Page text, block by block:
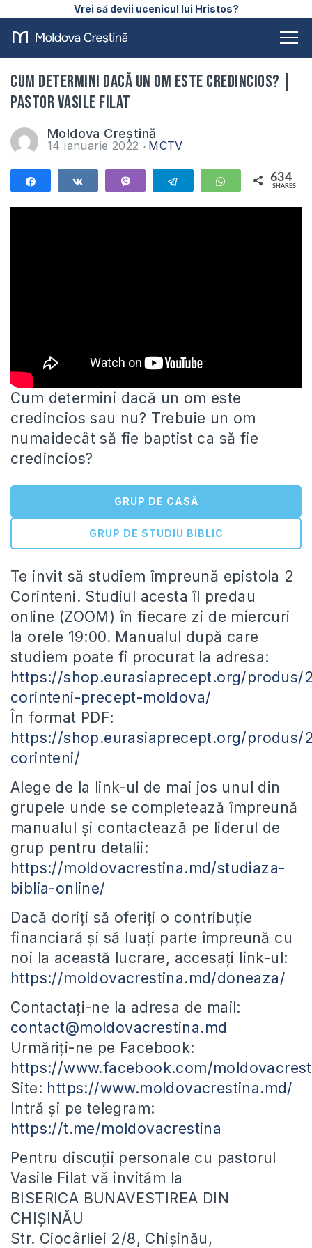
Vrei să devii ucenicul lui Hristos?
Cum determini dacă un om este credincios? |
Pastor Vasile Filat
Moldova Creștină
14 ianuarie 2022 MCTV
Telegram WhatsApp
634
SHARES
Cum determini dacă un om este
credincios sau nu? Trebuie un om
numaidecât să fie baptist ca să fie
credincios?
GRUP DE CASĂ
GRUP DE STUDIU BIBLIC
Te invit să studiem împreună epistola 2
Corinteni. Studiul acesta îl predau
online (ZOOM) în fiecare zi de miercuri
la orele 19:00. Manualul după care
studiem poate fi procurat la adresa:
https://shop.eurasiaprecept.org/produs/
corinteni-precept-moldova/
În format PDF:
https://shop.eurasiaprecept.org/produs/
corinteni/
Alege de la link-ul de mai jos unul din
grupele unde se completează împreună
manualul și contactează pe liderul de
grup pentru detalii:
https://moldovacrestina.md/studiaza-
biblia-online/
Dacă doriți să oferiți o contribuție
financiară și să luați parte împreună cu
noi la această lucrare, accesați link-ul:
https://moldovacrestina.md/doneaza/
Contactați-ne la adresa de mail:
contact@moldovacrestina.md
Urmăriți-ne pe Facebook:
https://www.facebook.com/
Site: https://www.moldovacrestina.md/
Intră și pe telegram:
https://t.me/moldovacrestina
Pentru discuții personale cu pastorul
Vasile Filat vă invităm la
BISERICA BUNAVESTIREA DIN
CHIȘINĂU
Str. Ciocârliei 2/8, Chișinău,